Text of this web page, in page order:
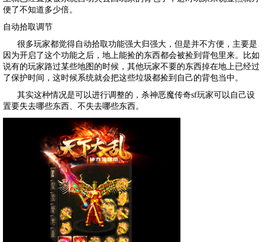
便了不知道多少倍。
自动拾取调节
很多玩家都觉得自动拾取功能强大归强大，但是并不方便，主要是
因为开启了这个功能之后，地上能捡的东西都会被捡到背包里来。比如
说有的玩家路过某些地图的时候，其他玩家不要的东西掉在地上已经过
了保护时间，这时候系统就会把这些垃圾都捡到自己的背包当中。
其实这种情况是可以进行调整的， 杀神恶魔传奇sf玩家可以自己设
置要失去哪些东西、不失去哪些东西。